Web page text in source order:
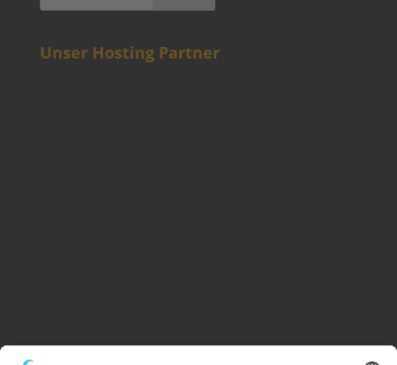
Unser Hosting Partner